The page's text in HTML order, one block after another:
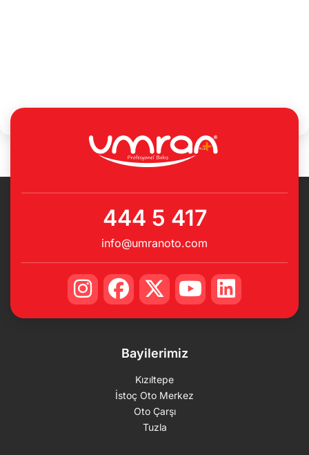
444 5 417
info@umranoto.com
Bayilerimiz
Kızıltepe
İstoç Oto Merkez
Oto Çarşı
Tuzla